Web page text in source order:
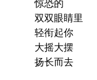
惊恐的
双双眼睛里
轻衔起你
大摇大摆
扬长而去